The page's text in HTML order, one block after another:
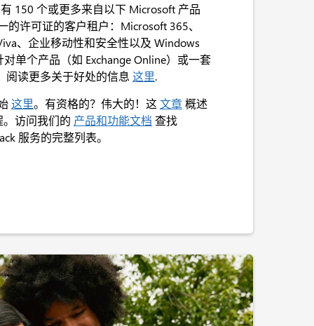
150 个或更多来自以下 Microsoft 产品
的许可证的客户租户：Microsoft 365、
、企业移动性和安全性以及 Windows
单个产品（如 Exchange Online）或一套
阅读更多关于好处的信息 这里.
这里。有资格的？伟大的！这文章概述
。访问我们的 产品和功能文档 查找
服务的完整列表。